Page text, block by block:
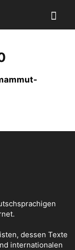
dessen Texte
internationalen